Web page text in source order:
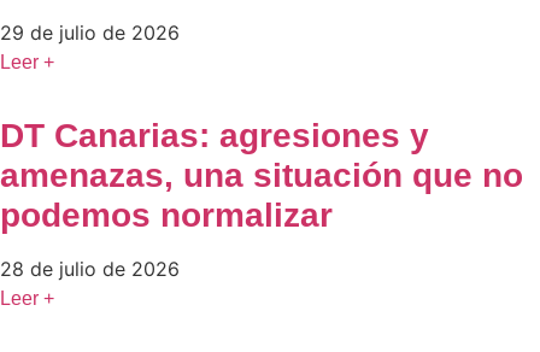
29 de julio de 2026
Leer +
DT Canarias: agresiones y
amenazas, una situación que no
podemos normalizar
28 de julio de 2026
Leer +